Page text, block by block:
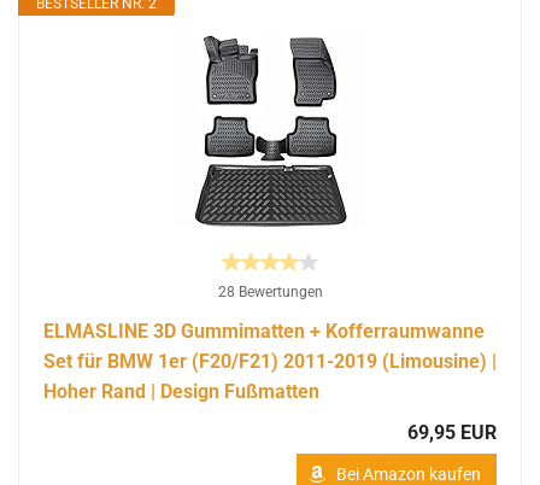
28 Bewertungen
ELMASLINE 3D Gummimatten + Kofferraumwanne
Set für BMW 1er (F20/F21) 2011-2019 (Limousine) |
Hoher Rand | Design Fußmatten
69,95 EUR
Bei Amazon kaufen